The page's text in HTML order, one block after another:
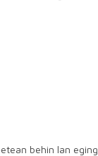
behin lan